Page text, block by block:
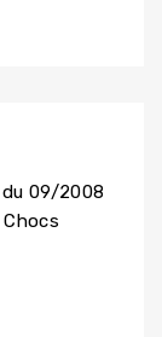
09/2008
Chocs